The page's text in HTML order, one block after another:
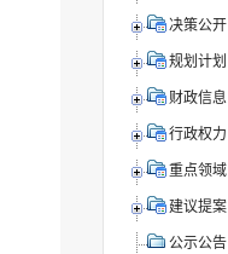
决策公开
规划计划
财政信息
行政权力
重点领域
建议提案
公示公告